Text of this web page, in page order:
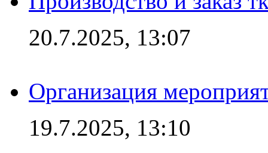
20.7.2025, 13:07
Организация
19.7.2025, 13:10